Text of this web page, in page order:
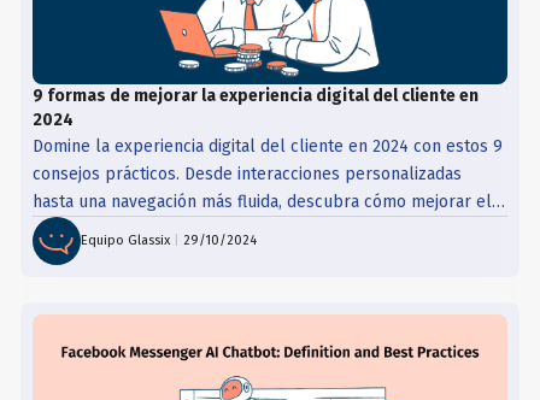
9 formas de mejorar la experiencia digital del cliente en
2024
Domine la experiencia digital del cliente en 2024 con estos 9
consejos prácticos. Desde interacciones personalizadas
hasta una navegación más fluida, descubra cómo mejorar el
compromiso, aumentar la satisfacción y fidelizar a los
clientes como nunca antes.
Equipo Glassix |29/10/2024